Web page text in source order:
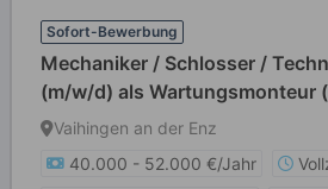
Sofort-Bewerbung
Mechaniker / Schlosser /
(m/w/d) als Wartungsmonteur
Reisebereitschaft
Vaihingen an der Enz
40.000 - 52.000 €/Jahr